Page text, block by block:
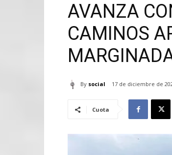
AVANZA
CAMINOS
By social 17 de diciembre de
Cuota